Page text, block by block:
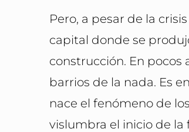
Pero, a pesar de la
capital donde se
construcción. En pocos
barrios de la nada. Es
nace el fenómeno de
vislumbra el inicio de la